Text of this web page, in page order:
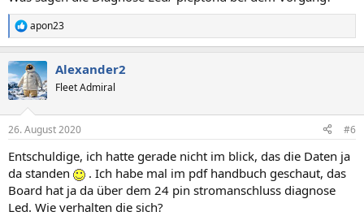
R
e
k
t
i
e
:
apon23
Alexander2
Fleet Admiral
26. August 2020 #6
Entschuldige, ich hatte gerade nicht im blick, das die Daten ja
da standen
. Ich habe mal im pdf handbuch geschaut, das
Board hat ja da über dem 24 pin stromanschluss diagnose
Led. Wie verhalten die sich?